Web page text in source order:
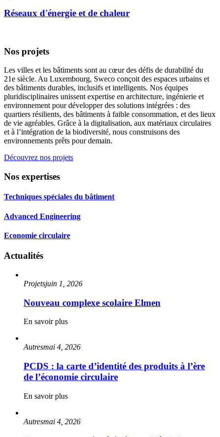
Réseaux d'énergie et de chaleur
Nos projets
Les villes et les bâtiments sont au cœur des défis de durabilité du
21e siècle. Au Luxembourg, Sweco conçoit des espaces urbains et
des bâtiments durables, inclusifs et intelligents. Nos équipes
pluridisciplinaires unissent expertise en architecture, ingénierie et
environnement pour développer des solutions intégrées : des
quartiers résilients, des bâtiments à faible consommation, et des lieux
de vie agréables. Grâce à la digitalisation, aux matériaux circulaires
et à l’intégration de la biodiversité, nous construisons des
environnements prêts pour demain.
Découvrez nos projets
Nos expertises
Techniques spéciales du bâtiment
Advanced Engineering
Economie circulaire
Actualités
Projetsjuin 1, 2026
Nouveau complexe scolaire Elmen
En savoir plus
Autresmai 4, 2026
PCDS : la carte d’identité des produits à l’ère
de l’économie circulaire
En savoir plus
Autresmai 4, 2026